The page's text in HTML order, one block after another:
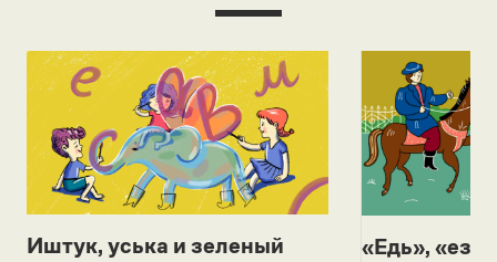
Иштук, уська и зеленый
«Едь»,